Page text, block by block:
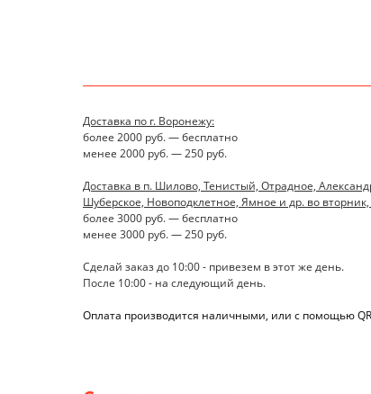
Доставка по г. Воронежу:
более 2000 руб. — бесплатно
менее 2000 руб. — 250 руб.
Доставка в п. Шилово, Тенистый, Отрадное,
Шуберское, Новоподклетное, Ямное и др. во вторник,
более 3000 руб. — бесплатно
менее 3000 руб. — 250 руб.
Сделай заказ до 10:00 - привезем в этот же день.
После 10:00 - на следующий день.
Оплата производится наличными, или с помощью